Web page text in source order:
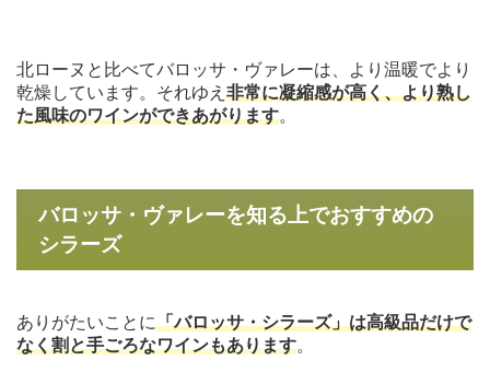
北ローヌと比べてバロッサ・ヴァレーは、より温暖でより
乾燥しています。それゆえ 非常に凝縮感が高く、より熟し
た風味のワインができあがります。
バロッサ・ヴァレーを知る上でおすすめの
シラーズ
ありがたいことに「バロッサ・シラーズ」は高級品だけで
なく割と手ごろなワインもあります。